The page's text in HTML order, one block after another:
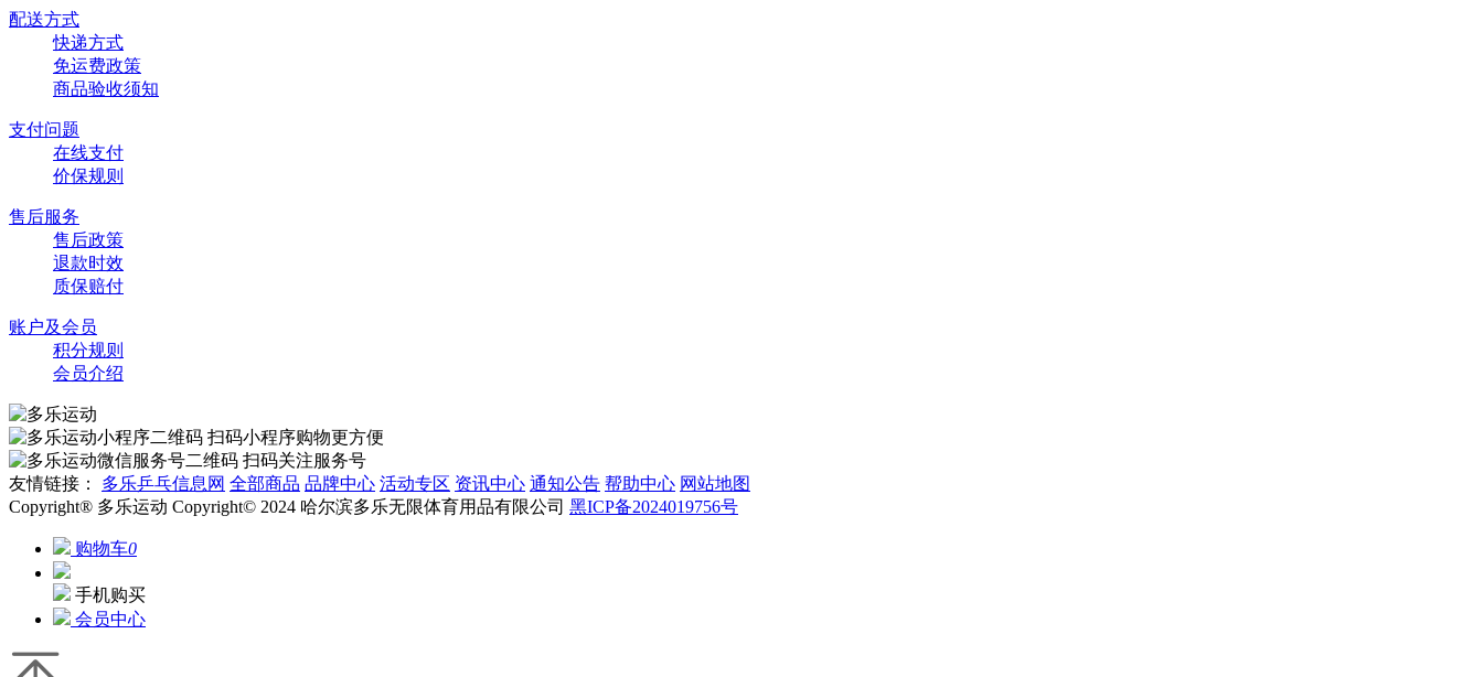
配送方式
快递方式
免运费政策
商品验收须知
支付问题
在线支付
价保规则
售后服务
售后政策
退款时效
质保赔付
账户及会员
积分规则
会员介绍
扫码小程序购物更方便
扫码关注服务号
友情链接：
多乐乒乓信息网 全部商品 品牌中心 活动专区 资讯中心 通知公告 帮助中心 网站地图
Copyright® 多乐运动 Copyright© 2024 哈尔滨多乐无限体育用品有限公司 黑ICP备2024019756号
购物车0
手机购买
会员中心